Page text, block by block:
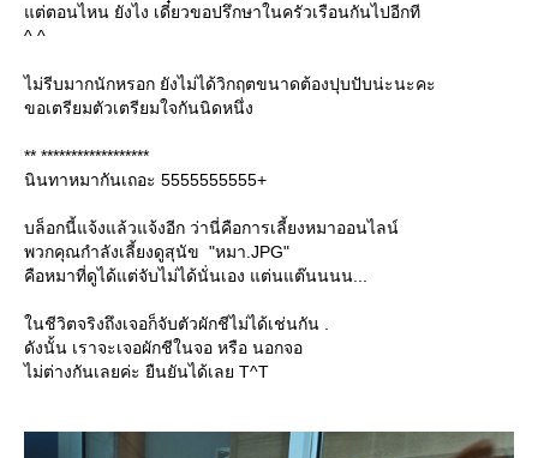
ต่ตอนไหน ยังไง เดี๋ยวขอปรึกษาในครัวเรือนกันไปอีกที
^ ^
ไม่รีบมากนักหรอก ยังไม่ได้วิกฤตขนาดต้องปุบปับน่ะนะคะ
ขอเตรียมตัวเตรียมใจกันนิดหนึ่ง
** ******************
นินทาหมากันเถอะ 5555555555+
บล็อกนี้แจ้งแล้วแจ้งอีก ว่านี่คือการเลี้ยงหมาออนไลน์
พวกคุณกำลังเลี้ยงดูสุนัข "หมา.JPG"
คือหมาที่ดูได้แต่จับไม่ได้นั่นเอง แต่นแต๊นนนน...
นชีวิตจริงถึงเจอก็จับตัวผักชีไม่ได้เช่นกัน .
ดังนั้น เราจะเจอผักชีในจอ หรือ นอกจอ
ไม่ต่างกันเลยค่ะ ยืนยันได้เลย T^T